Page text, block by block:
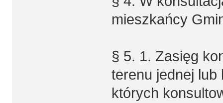
mieszkańcy
§ 5. 1. Zasięg
terenu jednej
których